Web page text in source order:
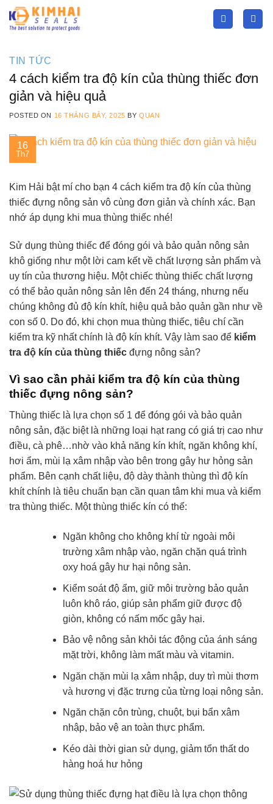
Skip
TIN TỨC
4 cách kiểm tra độ kín của thùng thiếc đơn
giản và hiệu quả
POSTED ON 16 THÁNG BẢY, 2025 BY QUAN
16
Th7
Kim Hải bật mí cho bạn 4 cách kiểm tra độ kín của thùng
thiếc đựng nông sản vô cùng đơn giản và chính xác. Bạn
nhớ áp dụng khi mua thùng thiếc nhé!
Sử dụng thùng thiếc để đóng gói và bảo quản nông sản
khô giống như một lời cam kết về chất lượng sản phẩm và
uy tín của thương hiệu. Một chiếc thùng thiếc chất lượng
có thể bảo quản nông sản lên đến 24 tháng, nhưng nếu
chúng không đủ độ kín khít, hiệu quả bảo quản gần như về
con số 0. Do đó, khi chọn mua thùng thiếc, tiêu chí cần
kiểm tra kỹ nhất chính là độ kín khít. Vậy làm sao để kiểm
tra độ kín của thùng thiếc đựng nông sản?
Vì sao cần phải kiểm tra độ kín của thùng
thiếc đựng nông sản?
Thùng thiếc là lựa chọn số 1 để đóng gói và bảo quản
nông sản, đặc biệt là những loại hạt rang có giá trị cao như
điều, cà phê…nhờ vào khả năng kín khít, ngăn không khí,
hơi ẩm, mùi lạ xâm nhập vào bên trong gây hư hỏng sản
phẩm. Bên cạnh chất liệu, độ dày thành thùng thì độ kín
khít chính là tiêu chuẩn bạn cần quan tâm khi mua và kiểm
tra thùng thiếc. Một thùng thiếc kín có thể:
Ngăn không cho không khí từ ngoài môi
trường xâm nhập vào, ngăn chặn quá trình
oxy hoá gây hư hại nông sản.
Kiểm soát độ ẩm, giữ môi trường bảo quản
luôn khô ráo, giúp sản phẩm giữ được độ
giòn, không có nấm mốc gây hại.
Bảo vệ nông sản khỏi tác động của ánh sáng
mặt trời, không làm mất màu và vitamin.
Ngăn chặn mùi lạ xâm nhập, duy trì mùi thơm
và hương vị đặc trưng của từng loại nông sản.
Ngăn chặn côn trùng, chuột, bụi bẩn xâm
nhập, bảo vệ an toàn thực phẩm.
Kéo dài thời gian sử dụng, giảm tổn thất do
hàng hoá hư hỏng